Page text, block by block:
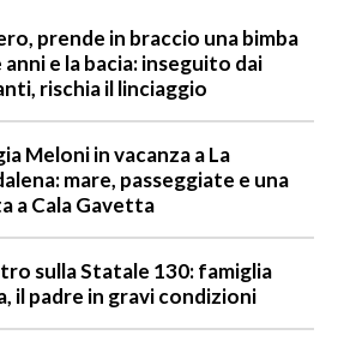
prende in braccio una bimba
e la bacia: inseguito dai
rischia il linciaggio
Meloni in vacanza a La
mare, passeggiate e una
a Cala Gavetta
sulla Statale 130: famiglia
il padre in gravi condizioni